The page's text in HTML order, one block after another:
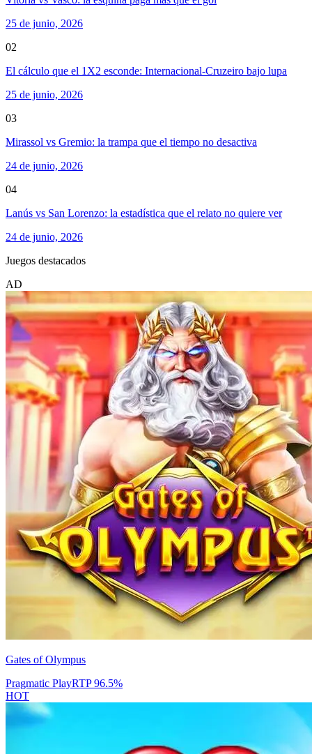
25 de junio, 2026
02
El cálculo que el 1X2 esconde: Internacional-Cruzeiro bajo lupa
25 de junio, 2026
03
Mirassol vs Gremio: la trampa que el tiempo no desactiva
24 de junio, 2026
04
Lanús vs San Lorenzo: la estadística que el relato no quiere ver
24 de junio, 2026
Juegos destacados
AD
Gates of Olympus
Pragmatic PlayRTP96.5%
HOT